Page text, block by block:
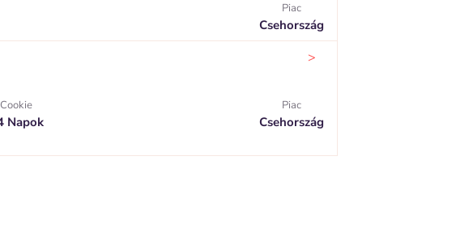
Piac
Csehország
>
Cookie
Napok
Piac
Csehország